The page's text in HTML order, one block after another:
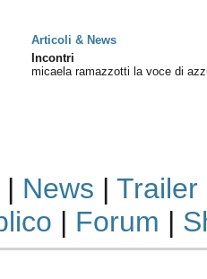
Articoli & News
Incontri
micaela ramazzotti la voce di
News | Trailer
| Forum |